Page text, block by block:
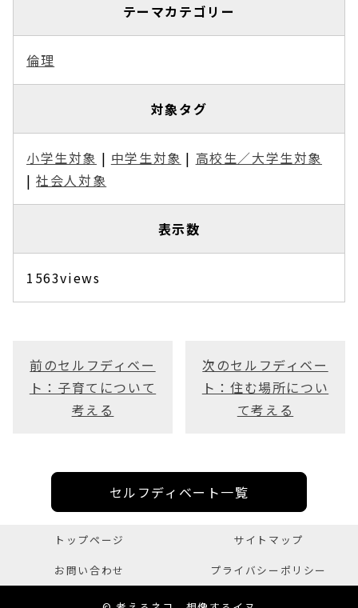
テーマカテゴリー
倫理
対象タグ
小学生対象 | 中学生対象 | 高校生／大学生対象
|社会人対象
表示数
1563views
前のセルフディベー
ト：子育てについて
考える
次のセルフディベー
ト：住む場所につい
て考える
セルフディベート一覧
トップページ
サイトマップ
お問い合わせ
プライバシーポリシー